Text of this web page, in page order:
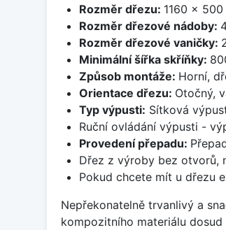
Rozměr dřezu: 1160 x 500
Rozměr dřezové nádoby:
Rozměr dřezové vaničky:
Minimální šířka skříňky:
Způsob montáže: Horní,
Orientace dřezu: Otočný,
Typ výpusti: Sítková
Ruční ovládání výpusti -
Provedení přepadu:
Dřez z výroby bez otvorů,
Pokud chcete mít u dřezu
Nepřekonatelně trvanlivý a
kompozitního materiálu